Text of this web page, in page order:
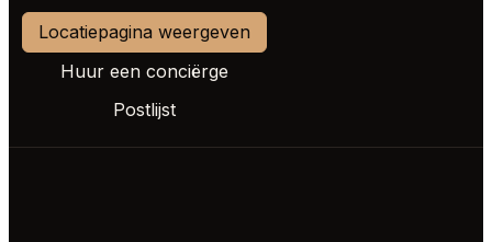
Locatiepagina weergeven
Huur een conciërge
Postlijst